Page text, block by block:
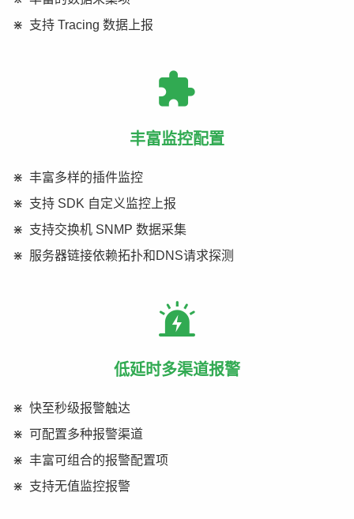
支持 Tracing 数据上报
丰富监控配置
丰富多样的插件监控
支持 SDK 自定义监控上报
支持交换机 SNMP 数据采集
服务器链接依赖拓扑和DNS请求探测
低延时多渠道报警
快至秒级报警触达
可配置多种报警渠道
丰富可组合的报警配置项
支持无值监控报警